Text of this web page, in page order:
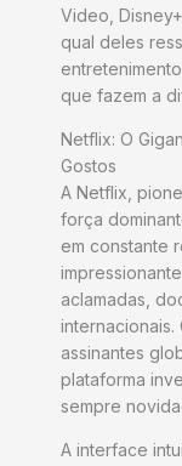
Video,
qual deles
que fazem a
Netflix: O
Gostos
A Netflix,
força
em constante
aclamadas,
internacionais.
assinantes
plataforma
sempre
A interface